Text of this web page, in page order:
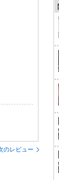
のレビュー